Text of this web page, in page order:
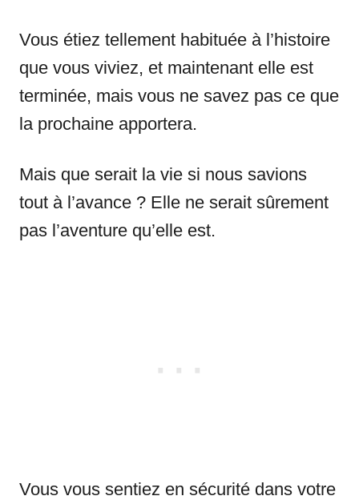
Vous étiez tellement habituée à l’histoire
que vous viviez, et maintenant elle est
terminée, mais vous ne savez pas ce que
la prochaine apportera.
Mais que serait la vie si nous savions
tout à l’avance ? Elle ne serait sûrement
pas l’aventure qu’elle est.
Vous vous sentiez en sécurité dans votre